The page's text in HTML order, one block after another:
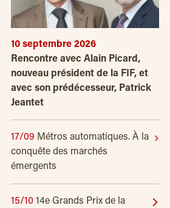
10 septembre 2026
Rencontre avec Alain Picard,
nouveau président de la FIF, et
avec son prédécesseur, Patrick
Jeantet
17/09 Métros automatiques. À la
conquête des marchés
émergents
15/10 14e Grands Prix de la